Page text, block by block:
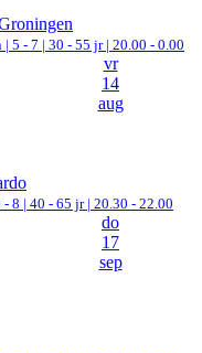
| 5 - 7 | 30 - 55 jr | 20.00 - 0.00
vr
14
aug
- 8 | 40 - 65 jr | 20.30 - 22.00
do
17
sep